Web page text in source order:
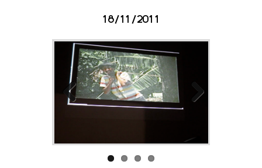
18/11/2011